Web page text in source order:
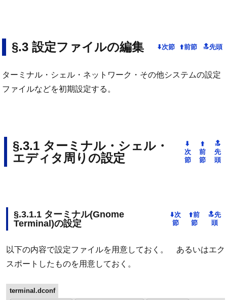
設定ファイルの編集
ターミナル・シェル・ネットワーク・その他システムの設定
ファイルなどを初期設定する。
ターミナル・シェル・
エディタ周りの設定
ターミナル(Gnome
Terminal)の設定
以下の内容で設定ファイルを用意しておく。 あるいはエク
スポートしたものを用意しておく。
terminal.dconf